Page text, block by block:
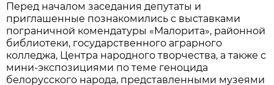
Перед началом заседания депутаты и
приглашенные познакомились с выставками
пограничной комендатуры «Малорита», районной
библиотеки, государственного аграрного
колледжа, Центра народного творчества, а также с
мини-экспозициями по теме геноцида
белорусского народа, представленными музеями